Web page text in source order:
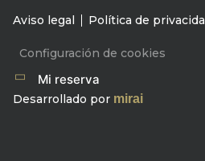
Aviso legal Política de
Configuración de cookies
Mi reserva
Desarrollado por mirai